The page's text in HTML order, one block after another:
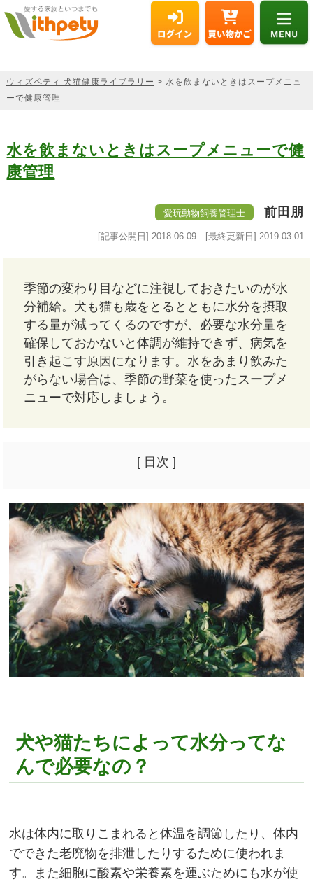
ウィズペティ 犬猫健康ライブラリー > 水を飲まないときはスープメニュ
ーで健康管理
水を飲まないときはスープメニューで健
康管理
愛玩動物飼養管理士 前田朋
[記事公開日] 2018-06-09[最終更新日] 2019-03-01
季節の変わり目などに注視しておきたいのが水
分補給。犬も猫も歳をとるとともに水分を摂取
する量が減ってくるのですが、必要な水分量を
確保しておかないと体調が維持できず、病気を
引き起こす原因になります。水をあまり飲みた
がらない場合は、季節の野菜を使ったスープメ
ニューで対応しましょう。
[ 目次 ]
犬や猫たちによって水分ってな
んで必要なの？
水は体内に取りこまれると体温を調節したり、体内
でできた老廃物を排泄したりするために使われま
す。また細胞に酸素や栄養素を運ぶためにも水が使